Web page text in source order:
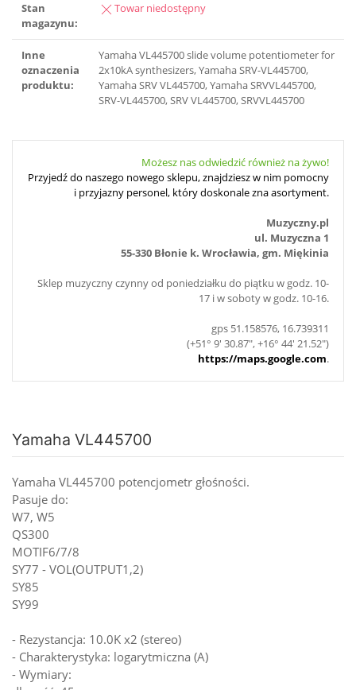
Stan
magazynu:
Towar niedostępny
Inne
oznaczenia
produktu:
Yamaha VL445700 slide volume potentiometer for
2x10kA synthesizers, Yamaha SRV-VL445700,
Yamaha SRV VL445700, Yamaha SRVVL445700,
SRV-VL445700, SRV VL445700, SRVVL445700
Możesz nas odwiedzić również na żywo!
Przyjedź do naszego nowego sklepu, znajdziesz w nim pomocny
i przyjazny personel, który doskonale zna asortyment.
Muzyczny.pl
ul. Muzyczna 1
55-330 Błonie k. Wrocławia, gm. Miękinia
Sklep muzyczny czynny od poniedziałku do piątku w godz. 10-
17 i w soboty w godz. 10-16.
gps 51.158576, 16.739311
(+51° 9' 30.87", +16° 44' 21.52")
https://maps.google.com.
Yamaha VL445700
Yamaha VL445700 potencjometr głośności.
Pasuje do:
W7, W5
QS300
MOTIF6/7/8
SY77 - VOL(OUTPUT1,2)
SY85
SY99
- Rezystancja: 10.0K x2 (stereo)
- Charakterystyka: logarytmiczna (A)
- Wymiary: